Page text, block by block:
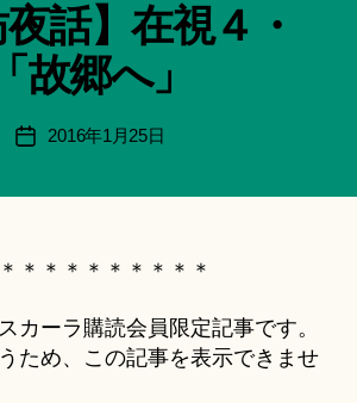
活
動
記
録・
品
IRISCALA
ゴ
リ
ー
夜話】在視４・
「故郷へ」
投
稿
智
日
月
a
ki
＊
投
2016年1月25日
＊＊＊＊＊＊＊＊＊
カーラ購読会員限定記事です。
ため、この記事を表示できませ